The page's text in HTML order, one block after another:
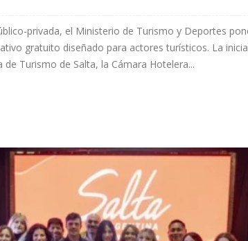
privada, el Ministerio de Turismo y Deportes
gratuito diseñado para actores turísticos. La
Turismo de Salta, la Cámara Hotelera...